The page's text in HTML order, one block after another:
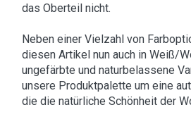
das Oberteil nicht.
Neben einer Vielzahl von
diesen Artikel nun auch in Weiß/
ungefärbte und naturbelassene
unsere Produktpalette um eine
die die natürliche Schönheit der